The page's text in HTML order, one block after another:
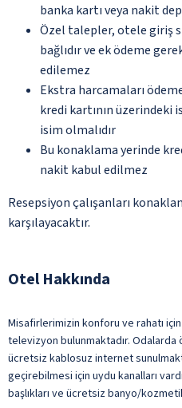
banka kartı veya nakit
Özel talepler, otele giriş
bağlıdır ve ek ödeme
edilemez
Ekstra harcamaları
kredi kartının üzerindeki
isim olmalıdır
Bu konaklama yerinde
nakit kabul edilmez
Resepsiyon çalışanları
karşılayacaktır.
Otel Hakkında
Misafirlerimizin konforu ve rahatı için
televizyon bulunmaktadır.
ücretsiz kablosuz internet
geçirebilmesi için uydu kanalları
başlıkları ve ücretsiz banyo/